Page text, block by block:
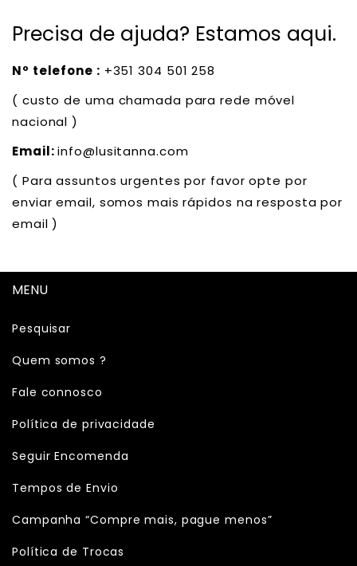
Precisa de ajuda? Estamos aqui.
Nº telefone : +351 304 501 258
( custo de uma chamada para rede móvel
nacional )
Email:info@lusitanna.com
( Para assuntos urgentes por favor opte por
enviar email, somos mais rápidos na resposta por
email )
MENU
Pesquisar
Quem somos ?
Fale connosco
Política de privacidade
Seguir Encomenda
Tempos de Envio
Campanha “Compre mais, pague menos”
Política de Trocas